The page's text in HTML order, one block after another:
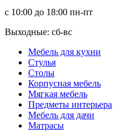
с 10:00 до 18:00 пн-пт
Выходные: сб-вc
Мебель для кухни
Стулья
Столы
Корпусная мебель
Мягкая мебель
Предметы интерьера
Мебель для дачи
Матраcы